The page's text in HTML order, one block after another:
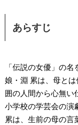
あらすじ
「伝説の女優」の
娘・淵 累は、母と
囲の人間から心無い
小学校の学芸会の演
累は、生前の母の言